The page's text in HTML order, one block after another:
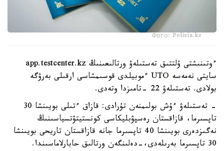
Фото: Polisia.kz
ءوتىنىشتى ۇلتتىق تەستىلەۋ ورتالىعىنىڭ app.testcenter.kz
سايتى نەمەسە UTO ءموبيلدى قوسىمشاسى ارقىلى بەرۋگە
بولادى. تەستىلەۋ 22 -تامىزدا وتەدى.
- تەستىلەۋ ءۇش بولىمنەن تۇرادى: قازاق ءتىلى بويىنشا 30
تاپسىرما، قازاقستان رەسپۋبليكاسى كونستيتۋتسياسىنىڭ
نەگىزدەرى بويىنشا 40 تاپسىرما جانە قازاقستان تاريحى بويىنشا
30 تاپسىرما بەرىلەدى،-دەلىنگەن ورتالىق حابارلاماسىندا.